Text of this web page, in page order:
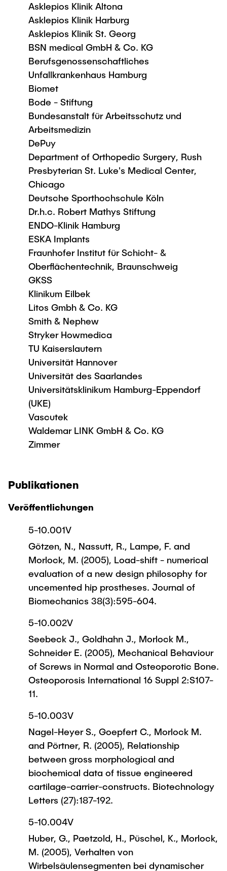
Asklepios Klinik Altona
Asklepios Klinik Harburg
Asklepios Klinik St. Georg
BSN medical GmbH & Co. KG
Berufsgenossenschaftliches
Unfallkrankenhaus Hamburg
Biomet
Bode - Stiftung
Bundesanstalt für Arbeitsschutz und
Arbeitsmedizin
DePuy
Department of Orthopedic Surgery, Rush
Presbyterian St. Luke's Medical Center,
Chicago
Deutsche Sporthochschule Köln
Dr.h.c. Robert Mathys Stiftung
ENDO-Klinik Hamburg
ESKA Implants
Fraunhofer Institut für Schicht- &
Oberflächentechnik, Braunschweig
GKSS
Klinikum Eilbek
Litos Gmbh & Co. KG
Smith & Nephew
Stryker Howmedica
TU Kaiserslautern
Universität Hannover
Universität des Saarlandes
Universitätsklinikum Hamburg-Eppendorf
(UKE)
Vascutek
Waldemar LINK GmbH & Co. KG
Zimmer
Publikationen
Veröffentlichungen
5-10.001V
Götzen, N., Nassutt, R., Lampe, F. and
Morlock, M. (2005), Load-shift - numerical
evaluation of a new design philosophy for
uncemented hip prostheses. Journal of
Biomechanics 38(3):595-604.
5-10.002V
Seebeck J., Goldhahn J., Morlock M.,
Schneider E. (2005), Mechanical Behaviour
of Screws in Normal and Osteoporotic Bone.
Osteoporosis International 16 Suppl 2:S107-
11.
5-10.003V
Nagel-Heyer S., Goepfert C., Morlock M.
and Pörtner, R. (2005), Relationship
between gross morphological and
biochemical data of tissue engineered
cartilage-carrier-constructs. Biotechnology
Letters (27):187-192.
5-10.004V
Huber, G., Paetzold, H., Püschel, K., Morlock,
M. (2005), Verhalten von
Wirbelsäulensegmenten bei dynamischer